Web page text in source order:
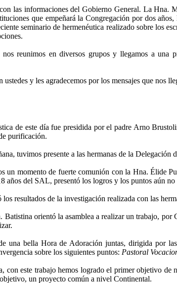
las informaciones del Gobierno General. La Hna.
que empeñará la Congregación por dos
seminario de hermenéutica realizado sobre los
reunimos en diversos grupos y llegamos a una
ustedes y les agradecemos por los mensajes que nos
de este día fue presidida por el padre Arno
purificación.
tuvimos presente a las hermanas de la Delegación
un momento de fuerte comunión con la Hna. Élide
años del SAL, presentó los logros y los puntos aún no
resultados de la investigación realizada con las
orientó la asamblea a realizar un trabajo,
una bella Hora de Adoración juntas, dirigida por
sobre los siguientes puntos: Pastoral
con este trabajo hemos logrado el primer objetivo de
un proyecto común a nivel Continental.